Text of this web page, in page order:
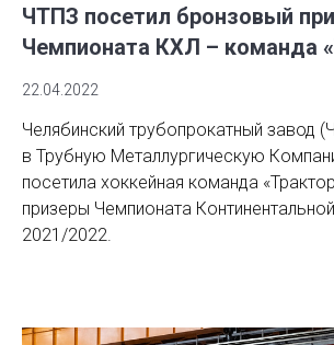
ЧТПЗ посетил бронзовый
Чемпионата КХЛ – команда
22.04.2022
Челябинский трубопрокатный завод
в Трубную Металлургическую
посетила хоккейная команда
призеры Чемпионата
2021/2022.